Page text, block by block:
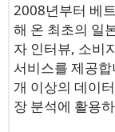
2008년부터 베
해 온 최초의 일
자 인터뷰, 소비
서비스를 제공
개 이상의 데이
장 분석에 활용